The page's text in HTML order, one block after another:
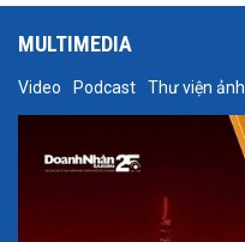
MULTIMEDIA
Video Podcast Thư viện ảnh